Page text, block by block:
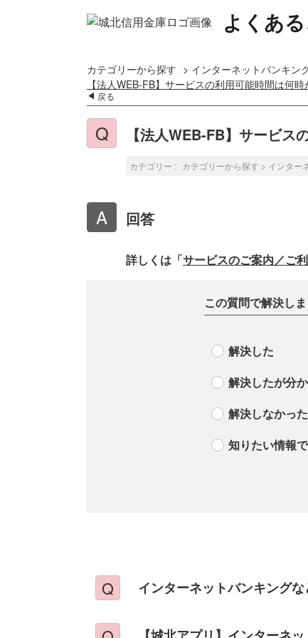
よくあ
カテゴリーから探す > インターネットバンキン
【法人WEB-FB】サービスの利用可能時間は何
戻る
【法人WEB-FB】サービス
カテゴリー : カテゴリーから探す > インター
回答
詳しくは「サービスのご案内／ご
この質問で解決し
解決した
解決したが分
解決しなかった
知りたい情報
インターネットバンキング